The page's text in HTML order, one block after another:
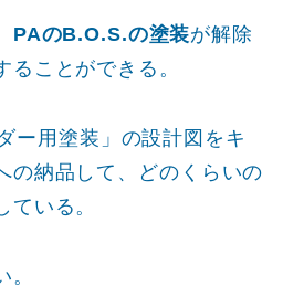
PAのB.O.S.の塗装が解除
ることができる。
ー用塗装」の設計図をキ
の納品して、どのくらいの
いる。